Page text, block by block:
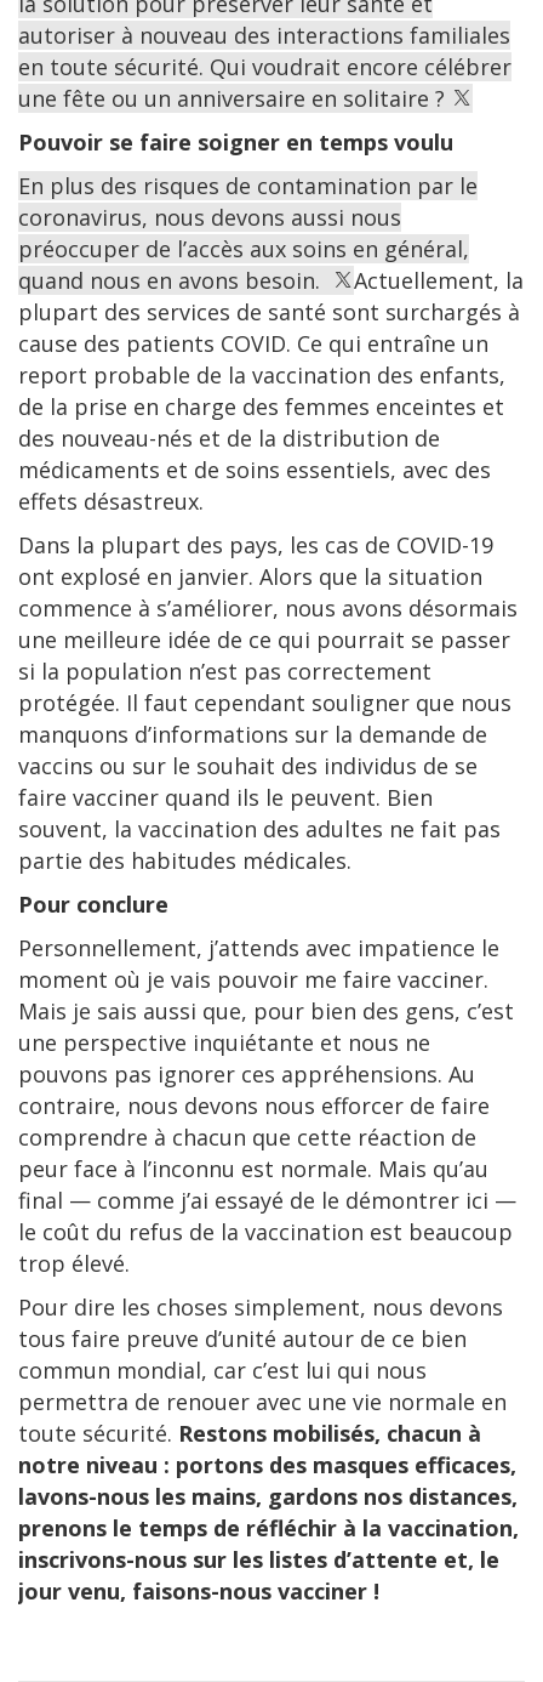
autoriser à nouveau des interactions familiales
en toute sécurité. Qui voudrait encore célébrer
une fête ou un anniversaire en solitaire ?
Pouvoir se faire soigner en temps voulu
En plus des risques de contamination par le
coronavirus, nous devons aussi nous
préoccuper de l’accès aux soins en général,
quand nous en avons besoin.
Actuellement, la
plupart des services de santé sont surchargés à
cause des patients COVID. Ce qui entraîne un
report probable de la vaccination des enfants,
de la prise en charge des femmes enceintes et
des nouveau-nés et de la distribution de
médicaments et de soins essentiels, avec des
effets désastreux.
Dans la plupart des pays, les cas de COVID-19
ont explosé en janvier. Alors que la situation
commence à s’améliorer, nous avons désormais
une meilleure idée de ce qui pourrait se passer
si la population n’est pas correctement
protégée. Il faut cependant souligner que nous
manquons d’informations sur la demande de
vaccins ou sur le souhait des individus de se
faire vacciner quand ils le peuvent. Bien
souvent, la vaccination des adultes ne fait pas
partie des habitudes médicales.
Pour conclure
Personnellement, j’attends avec impatience le
moment où je vais pouvoir me faire vacciner.
Mais je sais aussi que, pour bien des gens, c’est
une perspective inquiétante et nous ne
pouvons pas ignorer ces appréhensions. Au
contraire, nous devons nous efforcer de faire
comprendre à chacun que cette réaction de
peur face à l’inconnu est normale. Mais qu’au
final — comme j’ai essayé de le démontrer ici —
le coût du refus de la vaccination est beaucoup
trop élevé.
Pour dire les choses simplement, nous devons
tous faire preuve d’unité autour de ce bien
commun mondial, car c’est lui qui nous
permettra de renouer avec une vie normale en
toute sécurité. Restons mobilisés, chacun à
notre niveau : portons des masques efficaces,
lavons-nous les mains, gardons nos distances,
prenons le temps de réfléchir à la vaccination,
inscrivons-nous sur les listes d’attente et, le
jour venu, faisons-nous vacciner !